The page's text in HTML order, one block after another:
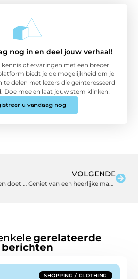
nog in en deel jouw verhaal!
kennis of ervaringen met een breder
biedt je de mogelijkheid om je
te delen met lezers die geïnteresseerd
Doe mee en laat jouw stem klinken!
u vandaag nog
Online meubels kopen doet u op emob.be
VOLGENDE
Geniet van een heerlijke massage
gerelateerde
berichten
SHOPPING / CLOTHING